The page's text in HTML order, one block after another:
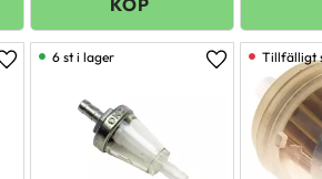
Lägg till i favoriter Lägg till i
6 st i lager